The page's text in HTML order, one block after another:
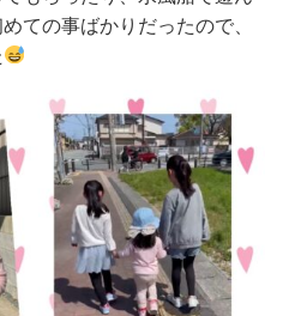
ての事ばかりだったので、